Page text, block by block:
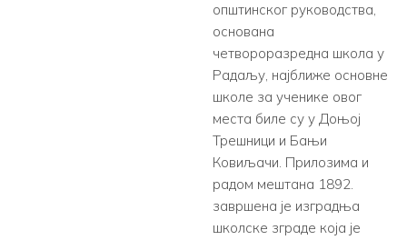
општинског руководства,
основана
четвороразредна школа у
Радаљу, најближе основне
школе за ученике овог
места биле су у Доњој
Трешници и Бањи
Ковиљачи. Прилозима и
радом мештана 1892.
завршена је изградња
школске зграде која је